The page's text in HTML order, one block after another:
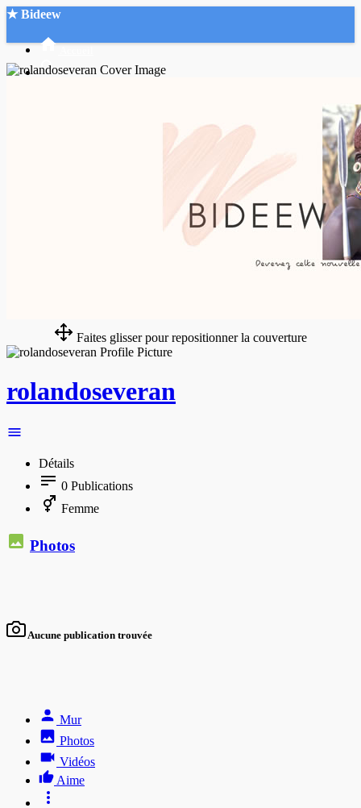
★ Bideew
Faites glisser pour repositionner la couverture
rolandoseveran
Détails
0 Publications
Femme
Photos
Aucune publication trouvée
Mur
Photos
Vidéos
Aime